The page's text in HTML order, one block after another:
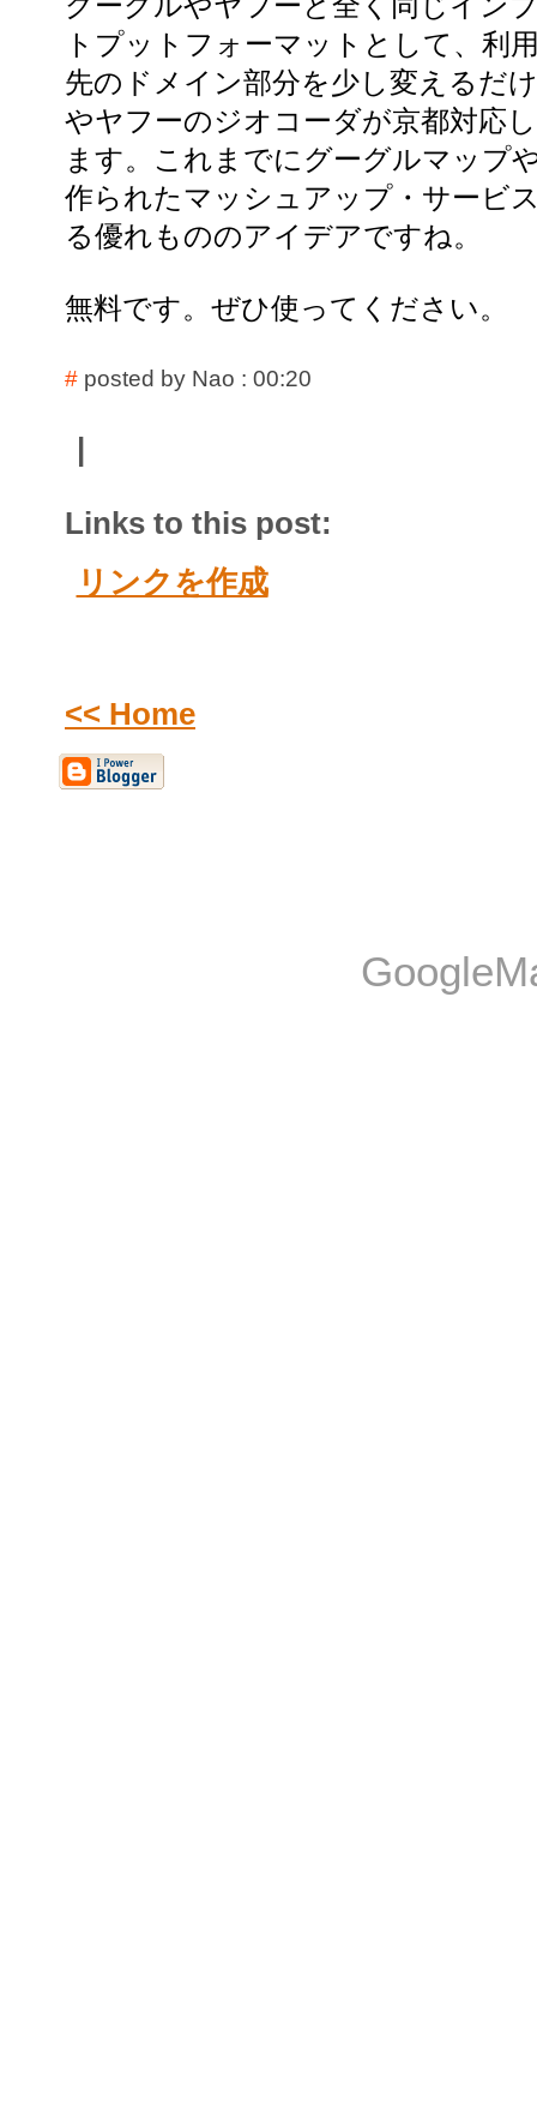
トプットフォーマットとして、利
先のドメイン部分を少し変えるだ
やヤフーのジオコーダが京都対応
ます。これまでにグーグルマップ
作られたマッシュアップ・サービ
る優れもののアイデアですね。
無料です。ぜひ使ってください。
# posted by Nao : 00:20
|
Links to this post:
リンクを作成
<< Home